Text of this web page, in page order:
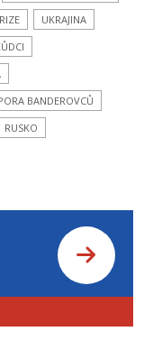
UKRAJINA
BANDEROVCŮ
RUSKO